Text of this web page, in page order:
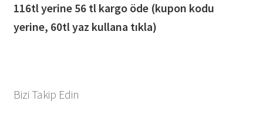
116tl yerine 56 tl kargo öde (kupon kodu
yerine, 60tl yaz kullana tıkla)
Bizi Takip Edin